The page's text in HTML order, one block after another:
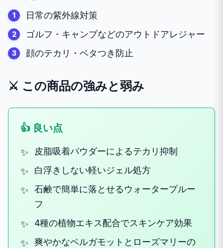
日常の紫外線対策
ゴルフ・キャンプなどのアウトドアレジャー
顔のテカリ・ベタつき防止
⚔️ この商品の強みと弱み
👍 良い点
皮脂吸着パウダーによるテカリ抑制
白浮きしない軽いジェル処方
石鹸で簡単に落とせるウォータープルー
フ
4種の植物エキス配合でスキンケア効果
爽やかなベルガモットとローズマリーの